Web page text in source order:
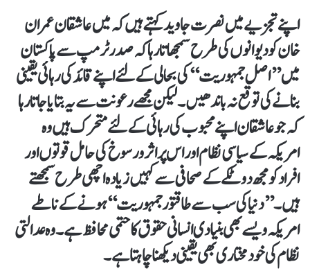
اپنے تجزیے میں نصرت جاوید کہتے ہیں کہ میں عاشقان عمران
خان کو دیوانوں کی طرح سمجھاتا رہا کہ صدر ٹرمپ سے پاکستان
میں ’’اصل جمہوریت‘‘ کی بحالی کے لئے اپنے قائد کی رہائی یقینی
بنانے کی توقع نہ باندھیں۔ لیکن مجھے رعونت سے یہ بتایا جاتا رہا
کہ جو عاشقان اپنے محبوب کی رہائی کے لئے متحرک ہیں وہ
امریکہ کے سیاسی نظام اور اس پر اثرورسوخ کی حامل قوتوں اور
افراد کو مجھ دو ٹکے کے صحافی سے کہیں زیادہ اچھی طرح سمجھتے
ہیں۔ ’’دنیا کی سب سے طاقتور جمہوریت‘‘ ہونے کے ناطے
امریکہ ویسے بھی بنیادی انسانی حقوق کا حتمی محافظ ہے۔ وہ عدالتی
نظام کی خودمختاری بھی یقینی دیکھنا چاہتا ہے۔